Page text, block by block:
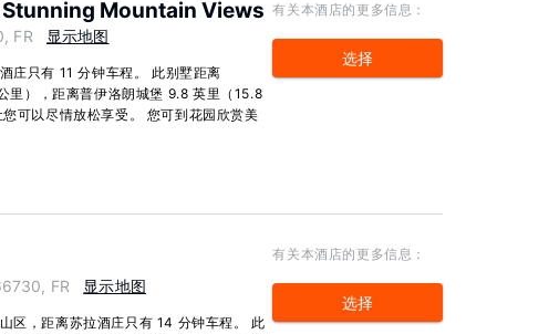
Mountain Views
FR 显示地图
庄只有 11 分钟车程。 此别墅距离
），距离普伊洛朗城堡 9.8 英里（15.8
可以尽情放松享受。 您可到花园欣赏美
有关本酒店的更多信息：
选择
FR 显示地图
区，距离苏拉酒庄只有 14 分钟车程。 此
有关本酒店的更多信息：
选择